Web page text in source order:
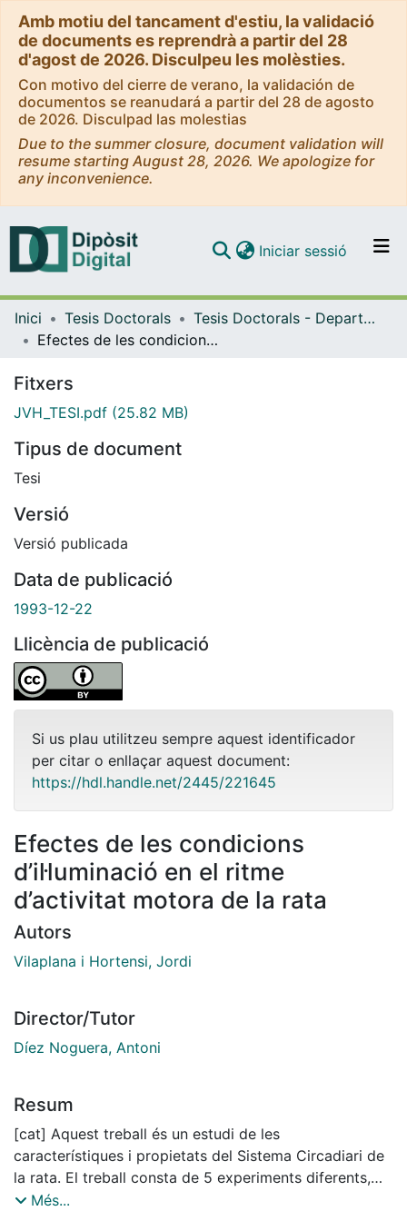
Amb motiu del tancament d'estiu, la validació
de documents es reprendrà a partir del 28
d'agost de 2026. Disculpeu les molèsties.
Con motivo del cierre de verano, la validación de
documentos se reanudará a partir del 28 de agosto
de 2026. Disculpad las molestias
Due to the summer closure, document validation will
resume starting August 28, 2026. We apologize for
any inconvenience.
Navega per tot el DD
Iniciar sessió (current)
Inici Tesis Doctorals
Tesis Doctorals - Departament - Ciències Fisiològiques Humanes i de la Nutrició
Efectes de les condicions d’il·luminació en el ritme d’activitat motora de la rata
Fitxers
JVH_TESI.pdf (25.82 MB)
Tipus de document
Tesi
Versió
Versió publicada
Data de publicació
1993-12-22
Llicència de publicació
Si us plau utilitzeu sempre aquest identificador
per citar o enllaçar aquest document:
https://hdl.handle.net/2445/221645
Efectes de les condicions
d’il·luminació en el ritme
d’activitat motora de la rata
Autors
Vilaplana i Hortensi, Jordi
Director/Tutor
Díez Noguera, Antoni
Resum
[cat] Aquest treball és un estudi de les
característiques i propietats del Sistema Circadiari de
la rata. El treball consta de 5 experiments diferents,
realitzats tots ells amb una filosofia comú: es
Més...